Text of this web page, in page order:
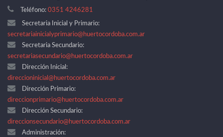
Teléfono: 0351 4246281
Secretaria Inicial y Primario:
secretariainicialyprimario@huertocordoba.com.ar
Secretaria Secundario:
secretariasecundario@huertocordoba.com.ar
Dirección Inicial:
direccioninicial@huertocordoba.com.ar
Dirección Primario:
direccionprimario@huertocordoba.com.ar
Dirección Secundario:
direccionsecundario@huertocordoba.com.ar
Administración: